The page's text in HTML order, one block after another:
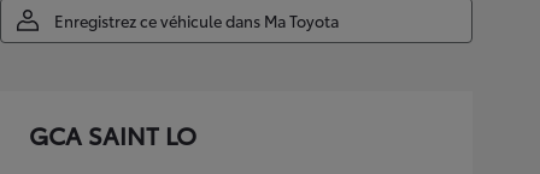
Enregistrez ce véhicule dans Ma Toyota
GCA SAINT LO